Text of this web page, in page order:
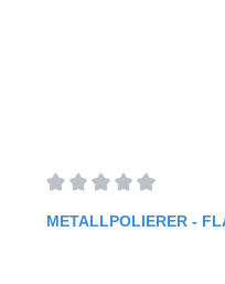
METALLPOLIERER -